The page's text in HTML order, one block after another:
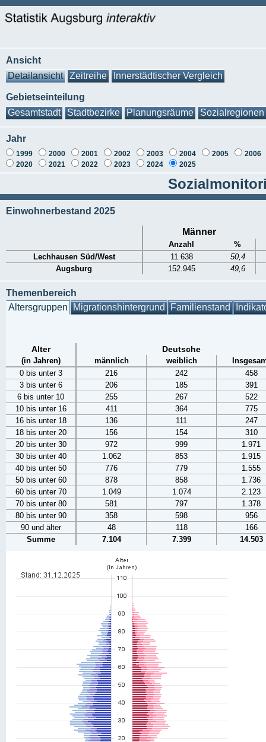
Ansicht
Detailansicht
Zeitreihe Innerstädtischer Vergleich
Gebietseinteilung
Gesamtstadt
Stadtbezirke Planungsräume Sozialregionen
Jahr
1999 2000 2001 2002 2003 2004 2005
2006
2020
2021 2022 2023 2024 2025
Einwohnerbestand 2025
Männer
Anzahl
%
Lechhausen Süd/West
11.638
50,4
Augsburg
152.945 49,6
Themenbereich
Altersgruppen Migrationshintergrund Familienstand
Alter Deutsche
(in Jahren) männlich weiblich
0 bis unter 3
216 242
458
3 bis unter 6
206 185
391
6 bis unter 10
255 267
522
10 bis unter 16
411 364
775
16 bis unter 18
136 111
247
18 bis unter 20
156 154
310
20 bis unter 30
972 999
1.971
30 bis unter 40
1.062 853
1.915
40 bis unter 50
776 779
1.555
50 bis unter 60
878 858
1.736
60 bis unter 70
1.049 1.074
2.123
70 bis unter 80
581 797
1.378
80 bis unter 90
358 598
956
90 und älter
48 118
166
Summe
7.104 7.399 14.503